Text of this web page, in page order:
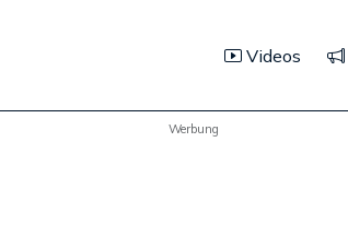
Videos
Werbung